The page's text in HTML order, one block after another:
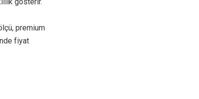
premium
fiyat